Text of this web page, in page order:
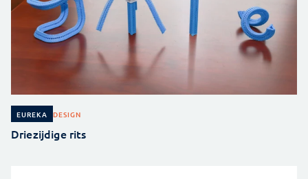
EUREKA DESIGN
Driezijdige rits